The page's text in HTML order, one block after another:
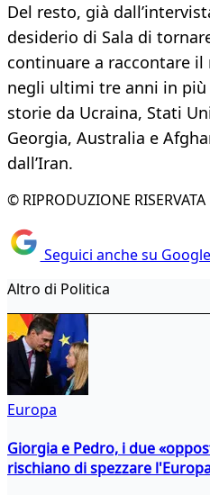
Del resto, già
desiderio di Sala di
continuare a raccontare
negli ultimi tre anni in più
storie da Ucraina, Stati
Georgia, Australia e
dall’Iran.
© RIPRODUZIONE RISERVATA
Seguici anche su
Altro di Politica
Europa
Giorgia e Pedro, i due
rischiano di spezzare